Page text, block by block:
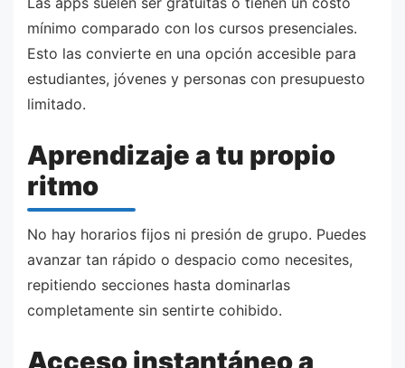
mínimo comparado con los cursos presenciales.
Esto las convierte en una opción accesible para
estudiantes, jóvenes y personas con presupuesto
limitado.
Aprendizaje a tu propio
ritmo
No hay horarios fijos ni presión de grupo. Puedes
avanzar tan rápido o despacio como necesites,
repitiendo secciones hasta dominarlas
completamente sin sentirte cohibido.
Acceso instantáneo a